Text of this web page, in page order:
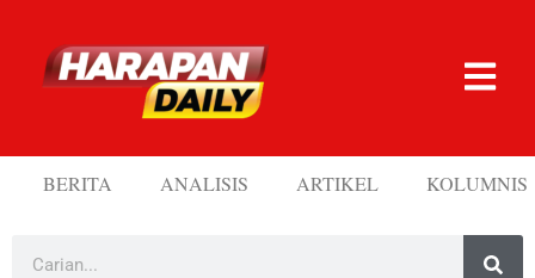
BERITA ANALISIS ARTIKEL KOLUMNIS